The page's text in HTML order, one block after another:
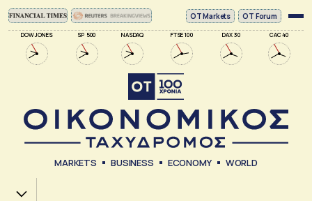
DOW JONES SP 500 NASDAQ FTSE 100 DAX 30 CAC 40
ΟΤ Markets OT Forum
MARKETS BUSINESS ECONOMY WORLD
Χ.Α.